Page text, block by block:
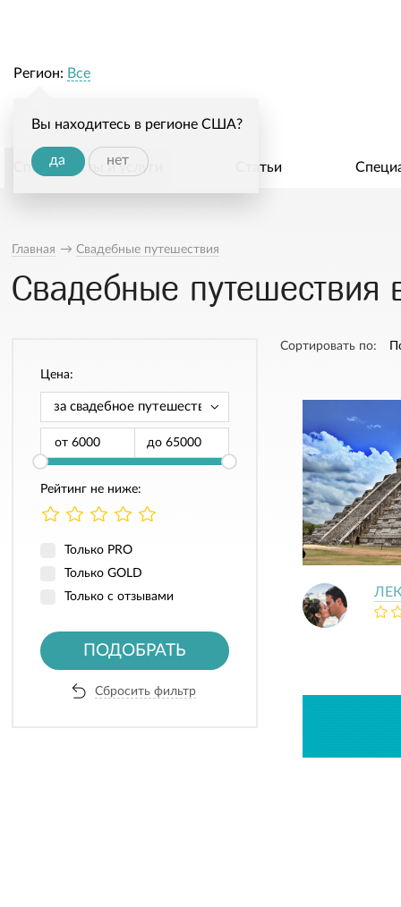
Регион: Все
Вы находитесь в регионе США?
да нет
Специалисты и услуги Статьи
Главная → Свадебные путешествия
Свадебные путешествия
Цена:
от до
Рейтинг не ниже:
Только PRO
Только GOLD
Только с отзывами
ПОДОБРАТЬ
Сбросить фильтр
Сортировать по: